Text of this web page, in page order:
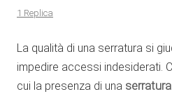
1 Replica
La qualità di una serratura si
impedire accessi indesiderati.
cui la presenza di una serratura